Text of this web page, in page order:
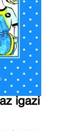
igazi